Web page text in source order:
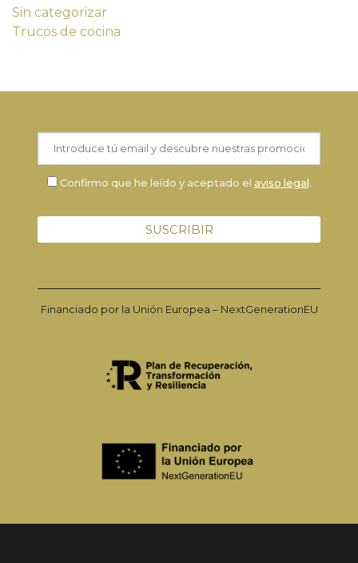
Sin categorizar
Trucos de cocina
Confirmo que he leído y aceptado el aviso legal.
Financiado por la Unión Europea – NextGenerationEU